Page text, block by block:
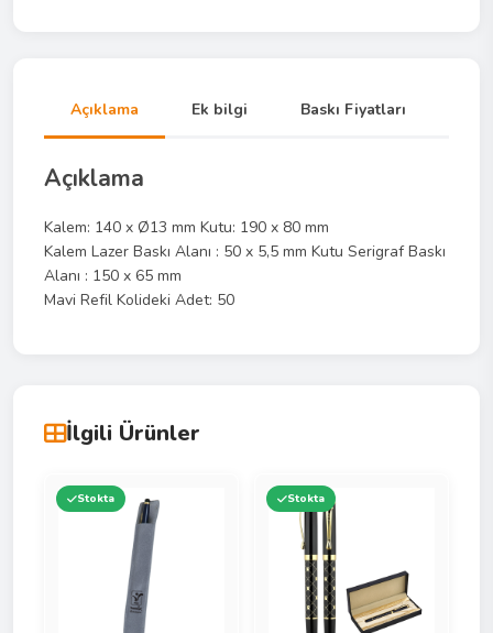
Açıklama Ek bilgi Baskı Fiyatları
Açıklama
Kalem: 140 x Ø13 mm Kutu: 190 x 80 mm
Kalem Lazer Baskı Alanı : 50 x 5,5 mm Kutu Serigraf Baskı
Alanı : 150 x 65 mm
Mavi Refil Kolideki Adet: 50
İlgili Ürünler
Stokta Stokta